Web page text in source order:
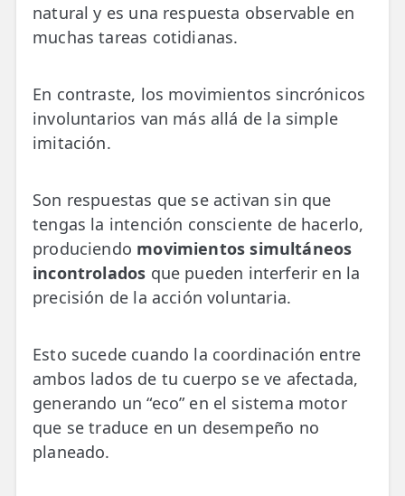
natural y es una respuesta observable en
muchas tareas cotidianas.
En contraste, los movimientos sincrónicos
involuntarios van más allá de la simple
imitación.
Son respuestas que se activan sin que
tengas la intención consciente de hacerlo,
produciendo movimientos simultáneos
incontrolados que pueden interferir en la
precisión de la acción voluntaria.
Esto sucede cuando la coordinación entre
ambos lados de tu cuerpo se ve afectada,
generando un “eco” en el sistema motor
que se traduce en un desempeño no
planeado.